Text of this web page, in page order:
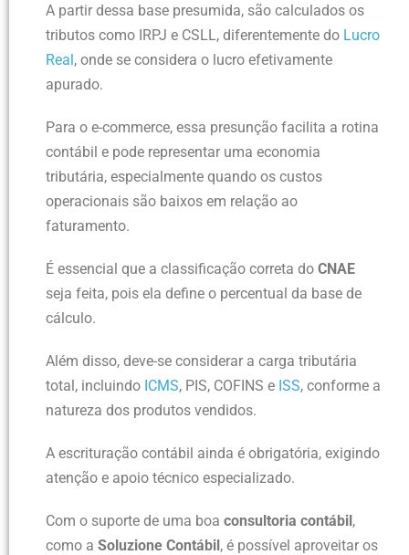
A partir dessa base presumida, são calculados os
tributos como IRPJ e CSLL, diferentemente do Lucro
Real, onde se considera o lucro efetivamente
apurado.
Para o e-commerce, essa presunção facilita a rotina
contábil e pode representar uma economia
tributária, especialmente quando os custos
operacionais são baixos em relação ao
faturamento.
É essencial que a classificação correta do CNAE
seja feita, pois ela define o percentual da base de
cálculo.
Além disso, deve-se considerar a carga tributária
total, incluindo ICMS, PIS, COFINS e ISS, conforme a
natureza dos produtos vendidos.
A escrituração contábil ainda é obrigatória, exigindo
atenção e apoio técnico especializado.
Com o suporte de uma boa consultoria contábil,
como a Soluzione Contábil, é possível aproveitar os